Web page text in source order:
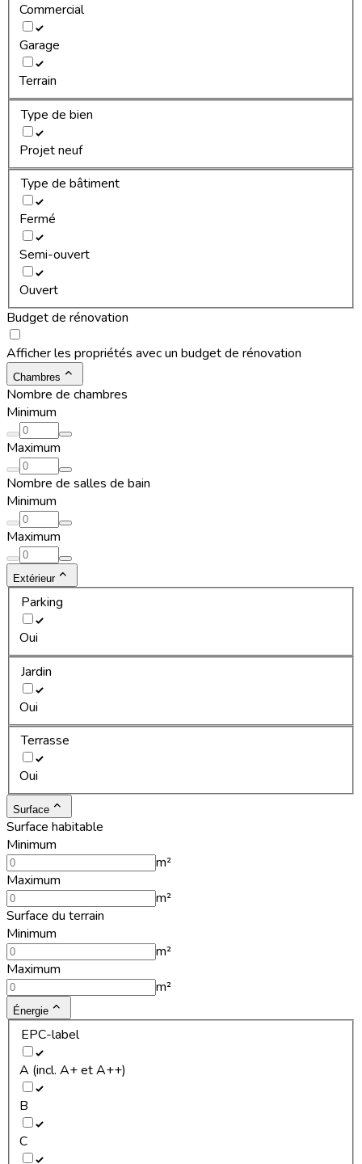
Commercial
Garage
Terrain
Type de bien
Projet neuf
Type de bâtiment
Fermé
Semi-ouvert
Ouvert
Budget de rénovation
Afficher les propriétés avec un budget de rénovation
Chambres
Nombre de chambres
Minimum
Maximum
Nombre de salles de bain
Minimum
Maximum
Extérieur
Parking
Oui
Jardin
Oui
Terrasse
Oui
Surface
Surface habitable
Minimum
m²
Maximum
m²
Surface du terrain
Minimum
m²
Maximum
m²
Énergie
EPC-label
A (incl. A+ et A++)
B
C